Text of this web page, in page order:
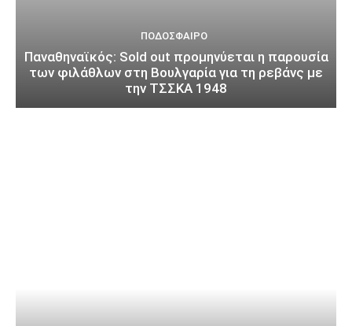
ΠΟΔΌΣΦΑΙΡΟ
Παναθηναϊκός: Sold out προμηνύεται η παρουσία
των φιλάθλων στη Βουλγαρία για τη ρεβάνς με
την ΤΣΣΚΑ 1948